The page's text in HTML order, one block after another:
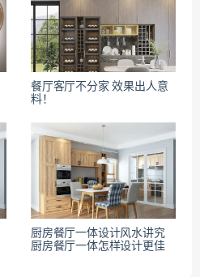
餐厅客厅不分家 效果出人意
料！
厨房餐厅一体设计风水讲究
厨房餐厅一体怎样设计更佳